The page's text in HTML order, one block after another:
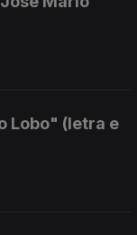
Lobo" (letra e